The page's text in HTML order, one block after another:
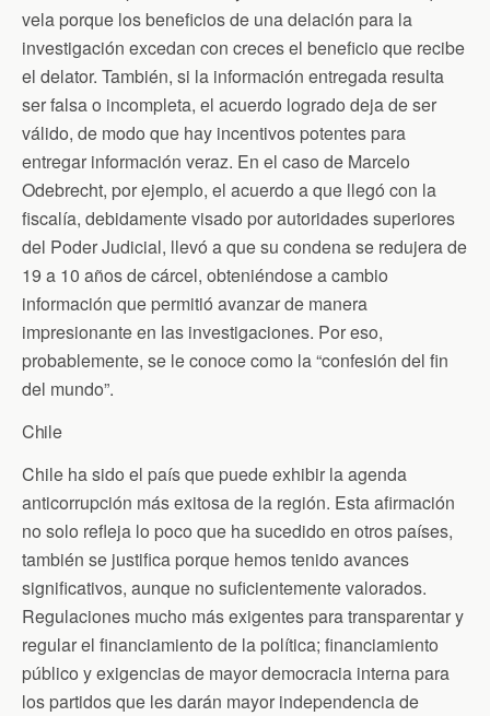
vela porque los beneficios de una delación para la
investigación excedan con creces el beneficio que recibe
el delator. También, si la información entregada resulta
ser falsa o incompleta, el acuerdo logrado deja de ser
válido, de modo que hay incentivos potentes para
entregar información veraz. En el caso de Marcelo
Odebrecht, por ejemplo, el acuerdo a que llegó con la
fiscalía, debidamente visado por autoridades superiores
del Poder Judicial, llevó a que su condena se redujera de
19 a 10 años de cárcel, obteniéndose a cambio
información que permitió avanzar de manera
impresionante en las investigaciones. Por eso,
probablemente, se le conoce como la “confesión del fin
del mundo”.
Chile
Chile ha sido el país que puede exhibir la agenda
anticorrupción más exitosa de la región. Esta afirmación
no solo refleja lo poco que ha sucedido en otros países,
también se justifica porque hemos tenido avances
significativos, aunque no suficientemente valorados.
Regulaciones mucho más exigentes para transparentar y
regular el financiamiento de la política; financiamiento
público y exigencias de mayor democracia interna para
los partidos que les darán mayor independencia de